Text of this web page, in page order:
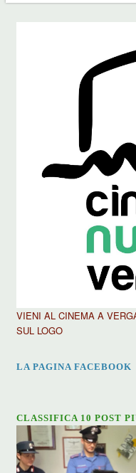
VIENI AL CINEMA A
SUL LOGO
LA PAGINA FACEBOOK
CLASSIFICA 10 POST